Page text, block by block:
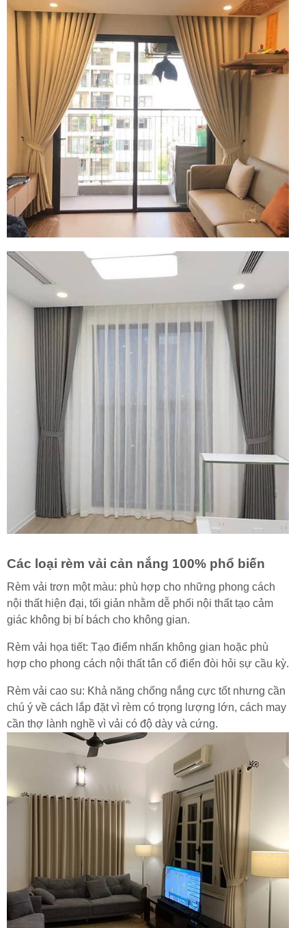
Các loại rèm vải cản nắng 100% phổ biến
Rèm vải trơn một màu: phù hợp cho những phong cách
nội thất hiện đại, tối giản nhằm dễ phối nội thất tạo cảm
giác không bị bí bách cho không gian.
Rèm vải họa tiết: Tạo điểm nhấn không gian hoặc phù
hợp cho phong cách nội thất tân cổ điển đòi hỏi sự cầu kỳ.
Rèm vải cao su: Khả năng chống nắng cực tốt nhưng cần
chú ý về cách lắp đặt vì rèm có trọng lượng lớn, cách may
cần thợ lành nghề vì vải có độ dày và cứng.